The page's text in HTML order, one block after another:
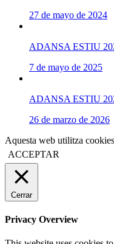
27 de mayo de 2024
ADANSA ESTIU
7 de mayo de 2025
ADANSA ESTIU
26 de marzo de 2026
Aquesta web utilitza
ACCEPTAR
Cerrar
Privacy Overview